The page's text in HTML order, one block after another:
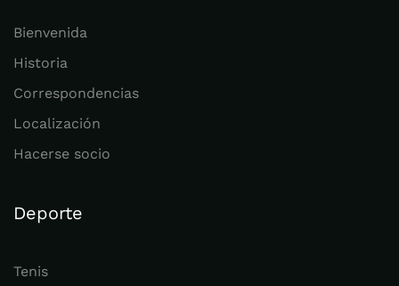
Bienvenida
Historia
Correspondencias
Localización
Hacerse socio
Deporte
Tenis